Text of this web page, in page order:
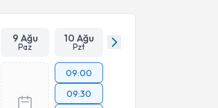
9 Ağu
Paz
10 Ağu
Pzt
09:00
09:30